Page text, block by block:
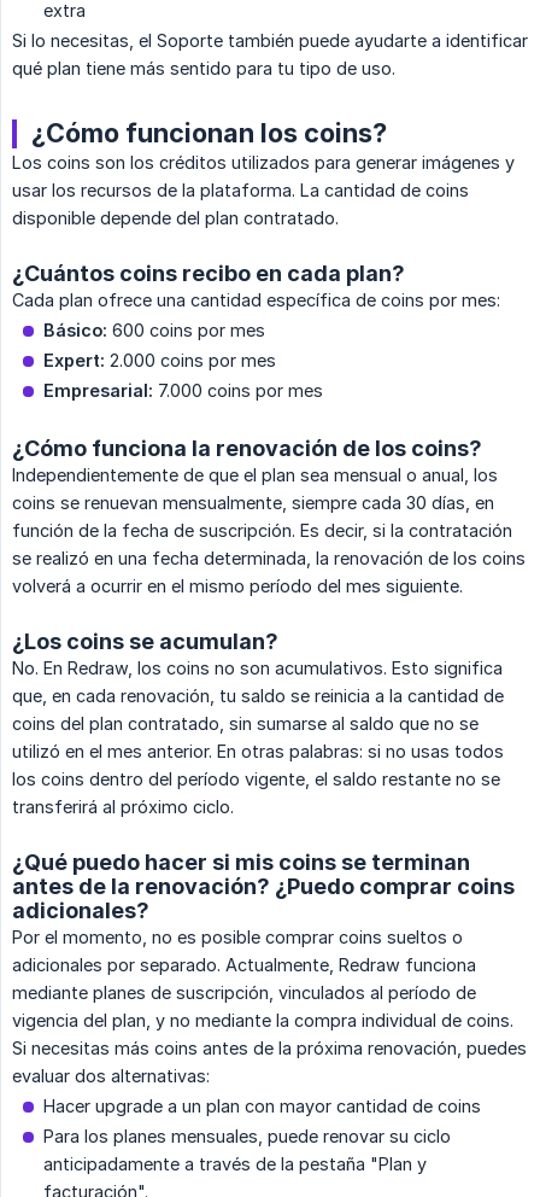
extra
Si lo necesitas, el Soporte también puede ayudarte a identificar
qué plan tiene más sentido para tu tipo de uso.
¿Cómo funcionan los coins?
Los coins son los créditos utilizados para generar imágenes y
usar los recursos de la plataforma. La cantidad de coins
disponible depende del plan contratado.
¿Cuántos coins recibo en cada plan?
Cada plan ofrece una cantidad específica de coins por mes:
Básico: 600 coins por mes
Expert: 2.000 coins por mes
Empresarial: 7.000 coins por mes
¿Cómo funciona la renovación de los coins?
Independientemente de que el plan sea mensual o anual, los
coins se renuevan mensualmente, siempre cada 30 días, en
función de la fecha de suscripción. Es decir, si la contratación
se realizó en una fecha determinada, la renovación de los coins
volverá a ocurrir en el mismo período del mes siguiente.
¿Los coins se acumulan?
No. En Redraw, los coins no son acumulativos. Esto significa
que, en cada renovación, tu saldo se reinicia a la cantidad de
coins del plan contratado, sin sumarse al saldo que no se
utilizó en el mes anterior. En otras palabras: si no usas todos
los coins dentro del período vigente, el saldo restante no se
transferirá al próximo ciclo.
¿Qué puedo hacer si mis coins se terminan
antes de la renovación? ¿Puedo comprar coins
adicionales?
Por el momento, no es posible comprar coins sueltos o
adicionales por separado. Actualmente, Redraw funciona
mediante planes de suscripción, vinculados al período de
vigencia del plan, y no mediante la compra individual de coins.
Si necesitas más coins antes de la próxima renovación, puedes
evaluar dos alternativas:
Hacer upgrade a un plan con mayor cantidad de coins
Para los planes mensuales, puede renovar su ciclo
anticipadamente a través de la pestaña "Plan y
facturación".